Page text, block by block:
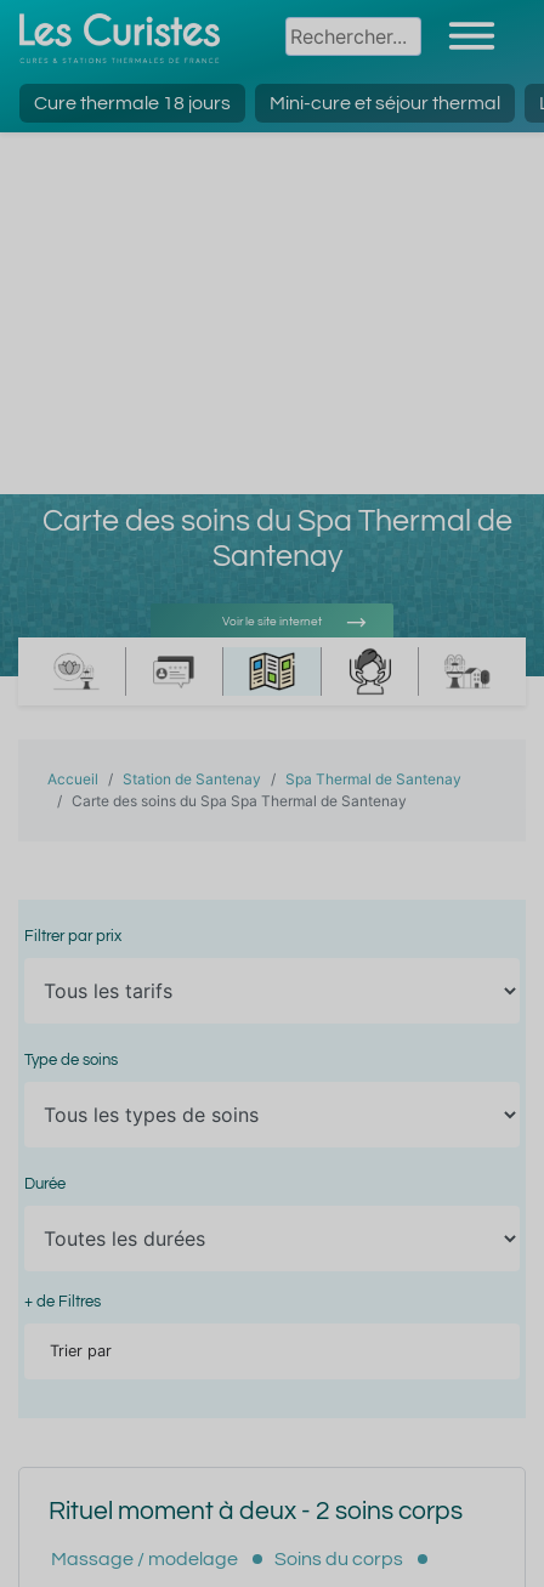
Cure thermale 18 jours Mini-cure et séjour thermal
Carte des soins du Spa Thermal de
Santenay
Voir le site internet
Voir l'adresse e-mail
Accueil Station de Santenay
Spa Thermal de Santenay
Carte des soins du Spa Spa Thermal de Santenay
Filtrer par prix
Type de soins
Durée
+ de Filtres
Trier par
Rituel moment à deux - 2 soins corps
Massage / modelage Soins du corps